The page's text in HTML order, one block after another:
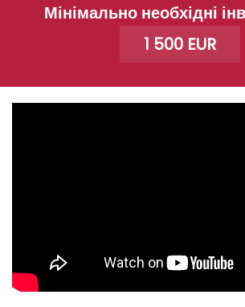
Мінімально необхідні
1 500 EUR